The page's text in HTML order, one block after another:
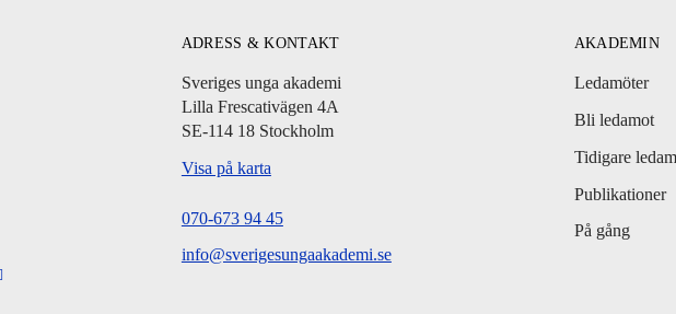
ADRESS & KONTAKT
Sveriges unga akademi
Lilla Frescativägen 4A
SE-114 18 Stockholm
Visa på karta
070-673 94 45
info@sverigesungaakademi.se
AKADEMIN
Ledamöter
Bli ledamot
Tidigare
Publikationer
På gång